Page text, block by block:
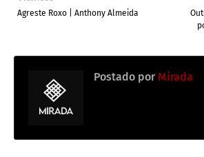
Agreste Roxo | Anthony Almeida
Postado por Mirada